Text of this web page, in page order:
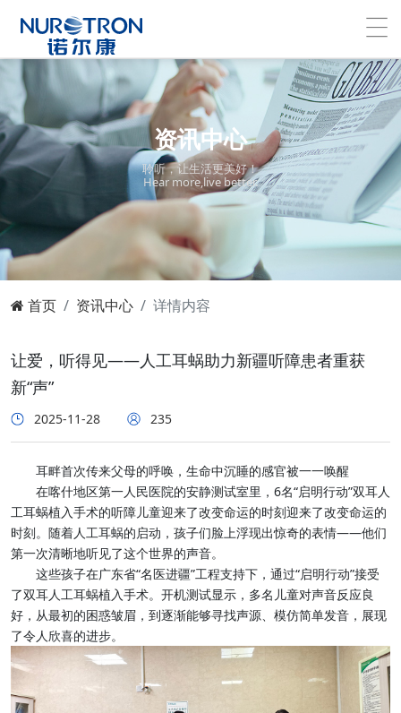
资讯中心
聆听，让生活更美好！
Hear more,live better.
首页 资讯中心 详情内容
让爱，听得见——人工耳蜗助力新疆听障患者重获
新“声”
2025-11-28 235
耳畔首次传来父母的呼唤，生命中沉睡的感官被一一唤醒
在喀什地区第一人民医院的安静测试室里，6名“启明行动”双耳人
工耳蜗植入手术的听障儿童迎来了改变命运的时刻迎来了改变命运的
时刻。随着人工耳蜗的启动，孩子们脸上浮现出惊奇的表情——他们
第一次清晰地听见了这个世界的声音。
这些孩子在广东省“名医进疆”工程支持下，通过“启明行动”接受
了双耳人工耳蜗植入手术。开机测试显示，多名儿童对声音反应良
好，从最初的困惑皱眉，到逐渐能够寻找声源、模仿简单发音，展现
了令人欣喜的进步。